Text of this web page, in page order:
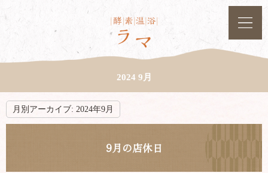
2024 9月
月別アーカイブ: 2024年9月
9月の店休日